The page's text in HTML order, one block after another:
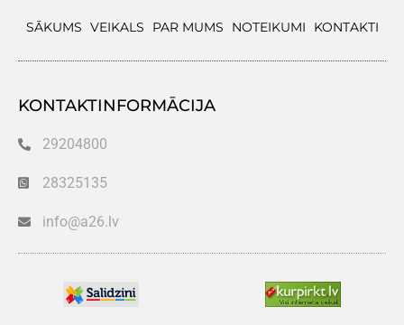
SĀKUMS VEIKALS PAR MUMS NOTEIKUMI KONTAKTI
KONTAKTINFORMĀCIJA
29204800
28325135
info@a26.lv